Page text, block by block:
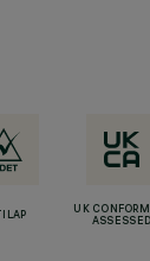
UK
ASSESSED